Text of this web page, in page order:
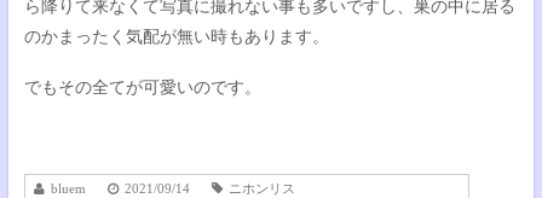
ら降りて来なくて写真に撮れない事も多いですし、巣の中に居る
のかまったく気配が無い時もあります。
でもその全てが可愛いのです。
bluem 2021/09/14 ニホンリス